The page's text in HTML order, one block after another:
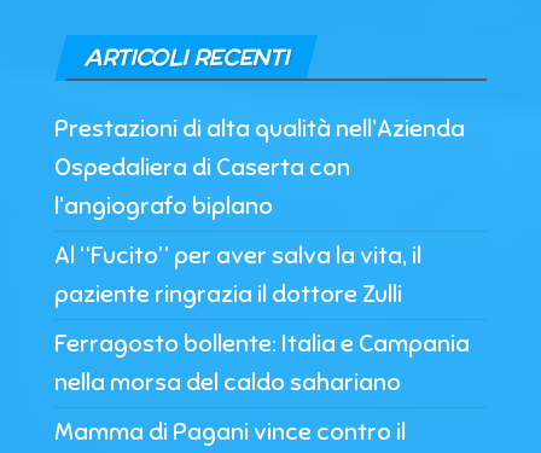
ARTICOLI RECENTI
Prestazioni di alta qualità nell’Azienda
Ospedaliera di Caserta con
l’angiografo biplano
Al “Fucito” per aver salva la vita, il
paziente ringrazia il dottore Zulli
Ferragosto bollente: Italia e Campania
nella morsa del caldo sahariano
Mamma di Pagani vince contro il